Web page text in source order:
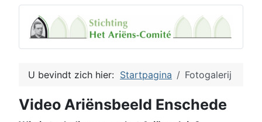
U bevindt zich hier: Startpagina Fotogalerij
Video Ariënsbeeld Enschede